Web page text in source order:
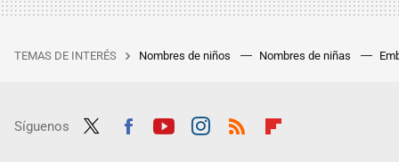
TEMAS DE INTERÉS Nombres de niños Nombres de niñas
Síguenos